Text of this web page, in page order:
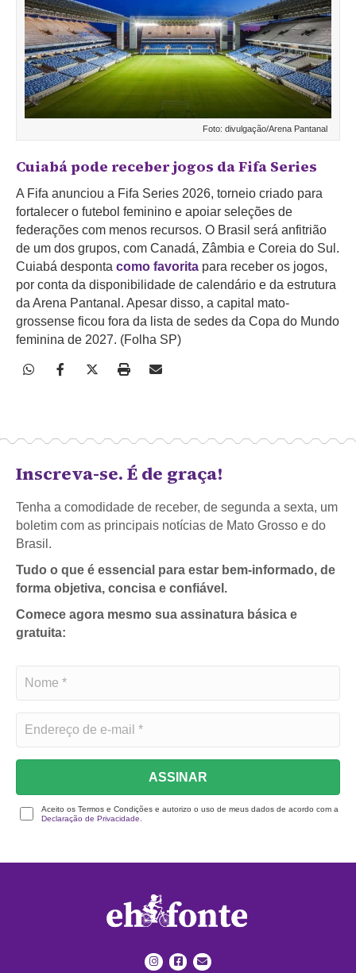
Foto: divulgação/Arena Pantanal
Cuiabá pode receber jogos da Fifa Series
A Fifa anunciou a Fifa Series 2026, torneio criado para
fortalecer o futebol feminino e apoiar seleções de
federações com menos recursos. O Brasil será anfitrião
de um dos grupos, com Canadá, Zâmbia e Coreia do Sul.
Cuiabá desponta como favorita para receber os jogos,
por conta da disponibilidade de calendário e da estrutura
da Arena Pantanal. Apesar disso, a capital mato-
grossense ficou fora da lista de sedes da Copa do Mundo
feminina de 2027. (Folha SP)
Inscreva-se. É de graça!
Tenha a comodidade de receber, de segunda a sexta, um
boletim com as principais notícias de Mato Grosso e do
Brasil.
Tudo o que é essencial para estar bem-informado, de
forma objetiva, concisa e confiável.
Comece agora mesmo sua assinatura básica e
gratuita:
ASSINAR
Aceito os Termos e Condições e autorizo o uso de meus dados de acordo com a
Declaração de Privacidade.